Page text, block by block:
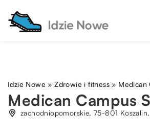
Idzie Nowe »Zdrowie i fitness » Medican
Medican Campus
zachodniopomorskie, 75-801